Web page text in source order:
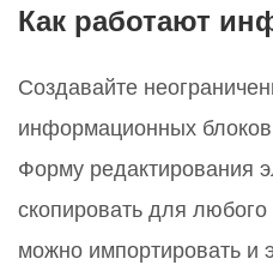
Как работают
Создавайте
информационных
Форму редактирования
скопировать для
можно импортировать и